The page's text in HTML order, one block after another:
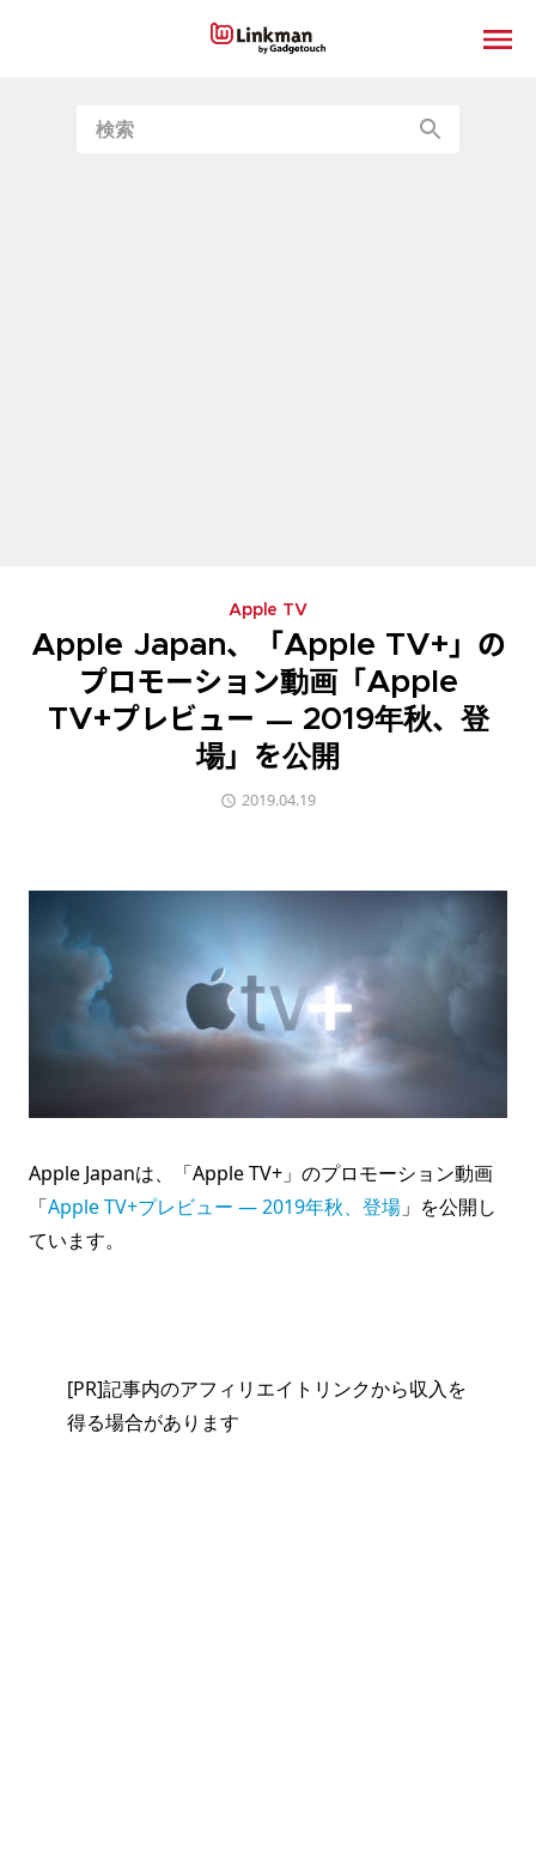
Apple TV
Apple Japan、「Apple TV+」の
プロモーション動画「Apple
TV+プレビュー — 2019年秋、登
場」を公開
2019.04.19
Apple Japanは、「Apple TV+」のプロモーション動画
「Apple TV+プレビュー — 2019年秋、登場 」を公開し
ています。
[PR]記事内のアフィリエイトリンクから収入を
得る場合があります